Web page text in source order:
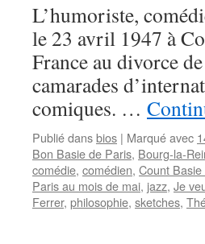
L’humoriste,
le 23 avril 1947 à
France au divorce
camarades
comiques. …
Publié dansbios | Marqué avec
Bon Basie de Paris, Bourg-la-
comédie, comédien, Count
Paris au mois de mai, jazz, Je
Ferrer, philosophie, sketches,